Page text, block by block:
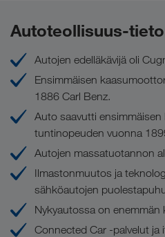
Lastauksen ja purun
Ei ruuhkia tai ajokieltoja
Vuonna 2025 LKW
intermodaalikuljetuksina ja
hiilidioksidipäästöjä yli 375
Yhdistetty liikenne
mukaan)
Autoteollisuus-
Autojen edelläkävijä oli
Ensimmäisen
1886 Carl Benz.
Auto saavutti ensimmäisen
tuntinopeuden vuonna
Autojen massatuotannon
Ilmastonmuutos ja
sähköautojen
Nykyautossa on
Connected Car -palvelut